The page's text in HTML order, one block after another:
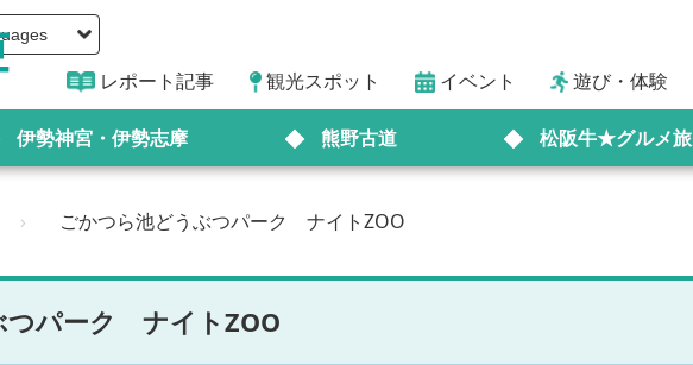
レポート記事 観光スポット イベント 遊び・体験
伊勢神宮・伊勢志摩 熊野古道 松阪牛★グルメ旅
› ごかつら池どうぶつパーク ナイトZOO
つパーク ナイトZOO